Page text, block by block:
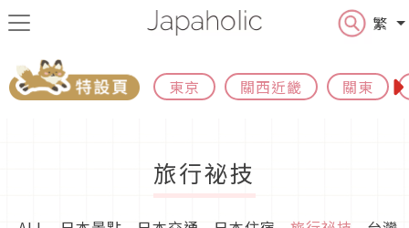
繁
東京 關西近畿 關東
旅行祕技